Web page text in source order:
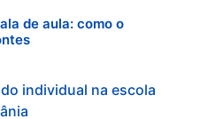
de aula: como o